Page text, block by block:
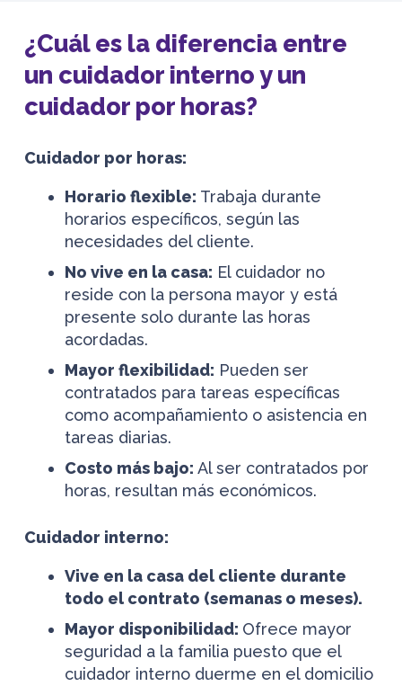
¿Cuál es la diferencia entre
un cuidador interno y un
cuidador por horas?
Cuidador por horas:
Horario flexible: Trabaja durante
horarios específicos, según las
necesidades del cliente.
No vive en la casa: El cuidador no
reside con la persona mayor y está
presente solo durante las horas
acordadas.
Mayor flexibilidad: Pueden ser
contratados para tareas específicas
como acompañamiento o asistencia en
tareas diarias.
Costo más bajo: Al ser contratados por
horas, resultan más económicos.
Cuidador interno:
Vive en la casa del cliente durante
todo el contrato (semanas o meses).
Mayor disponibilidad: Ofrece mayor
seguridad a la familia puesto que el
cuidador interno duerme en el domicilio